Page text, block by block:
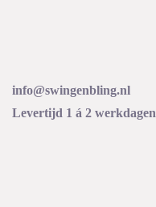
info@swingenbling.nl
Levertijd 1 á 2 werkdagen